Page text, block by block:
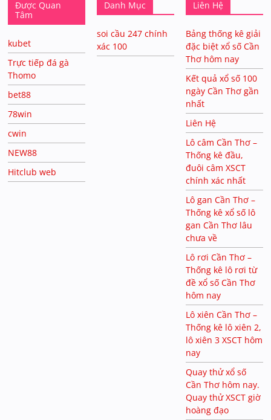
Được Quan
Tâm
kubet
Trực tiếp đá gà
Thomo
bet88
78win
cwin
NEW88
Hitclub web
Danh Mục
soi cầu 247 chính
xác 100
Liên Hệ
Bảng thống kê giải
đặc biệt xổ số Cần
Thơ hôm nay
Kết quả xổ số 100
ngày Cần Thơ gần
nhất
Liên Hệ
Lô câm Cần Thơ –
Thống kê đầu,
đuôi câm XSCT
chính xác nhất
Lô gan Cần Thơ –
Thống kê xổ số lô
gan Cần Thơ lâu
chưa về
Lô rơi Cần Thơ –
Thống kê lô rơi từ
đề xổ số Cần Thơ
hôm nay
Lô xiên Cần Thơ –
Thống kê lô xiên 2,
lô xiên 3 XSCT hôm
nay
Quay thử xổ số
Cần Thơ hôm nay.
Quay thử XSCT giờ
hoàng đạo